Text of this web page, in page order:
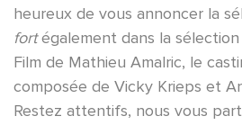
heureux de vous annoncer la
fortégalement dans la sélection
Film de Mathieu Amalric, le
composée de Vicky Krieps et
Restez attentifs, nous vous